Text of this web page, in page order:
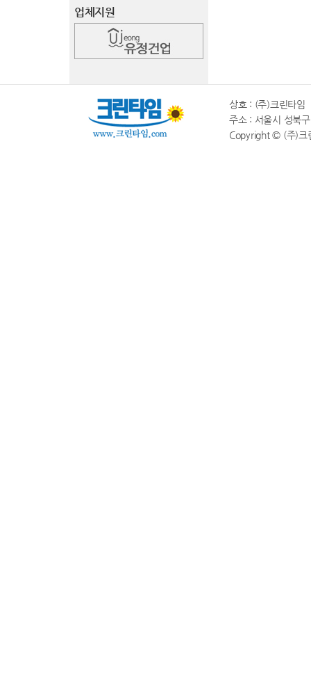
업체지원
상호 : (주)크린타
주소 : 서울시 성북
Copyright © (주)크